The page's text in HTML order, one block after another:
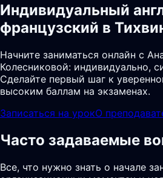
Индивидуальный
французский в
Начните заниматься онлайн с
Колесниковой: индивидуально,
Сделайте первый шаг к
высоким баллам на экзаменах.
Записаться на урокО
Часто задаваемые
Все, что нужно знать о начале